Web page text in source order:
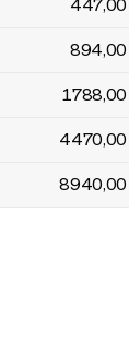
447,00
894,00
1788,00
4470,00
8940,00